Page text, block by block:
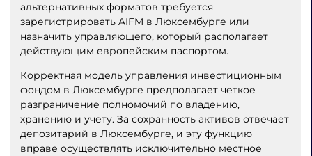
альтернативных форматов требуется
зарегистрировать AIFM в Люксембурге или
назначить управляющего, который располагает
действующим европейским паспортом.
Корректная модель управления инвестиционным
фондом в Люксембурге предполагает четкое
разграничение полномочий по владению,
хранению и учету. За сохранность активов отвечает
депозитарий в Люксембурге, и эту функцию
вправе осуществлять исключительно местное